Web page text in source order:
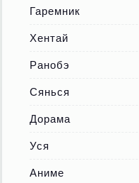
Гаремник
Хентай
Ранобэ
Сянься
Дорама
Уся
Аниме